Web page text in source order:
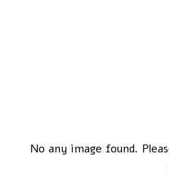
No any image found.